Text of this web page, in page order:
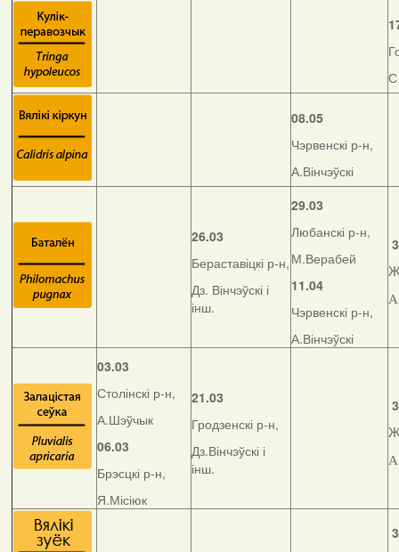
08.05
Чэрвенскі р-н,
А.Вінчэўскі
26.03
Бераставіцкі р-н,
Дз. Вінчэўскі і
інш.
29.03
Любанскі р-н,
М.Верабей
11.04
Чэрвенскі р-н,
А.Вінчэўскі
03.03
Столінскі р-н,
А.Шэўчык
06.03
Брэсцкі р-н,
Я.Місіюк
21.03
Гродзенскі р-н,
Дз.Вінчэўскі і
інш.